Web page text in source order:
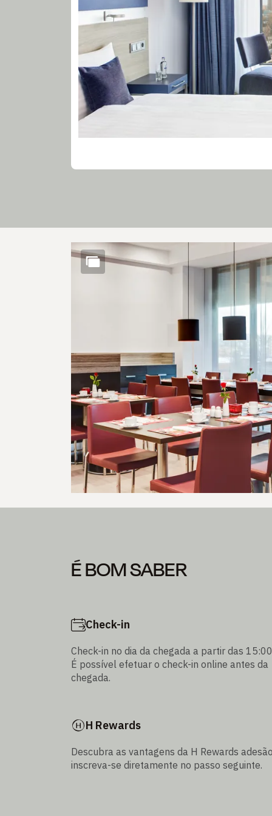
É BOM SABER
Check-in
Check-in no dia da chegada a partir das
É possível efetuar o check-in online antes da
chegada.
H Rewards
Descubra as vantagens da H Rewards
inscreva-se diretamente no passo seguinte.